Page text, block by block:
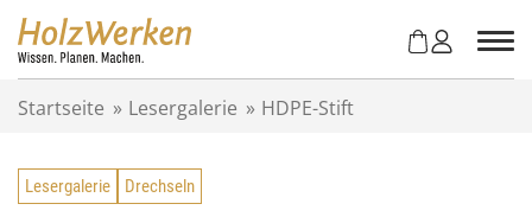
Startseite » Lesergalerie » HDPE-Stift
Lesergalerie Drechseln